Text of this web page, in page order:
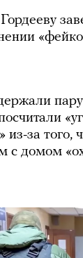
пару
из-за того,
с домом